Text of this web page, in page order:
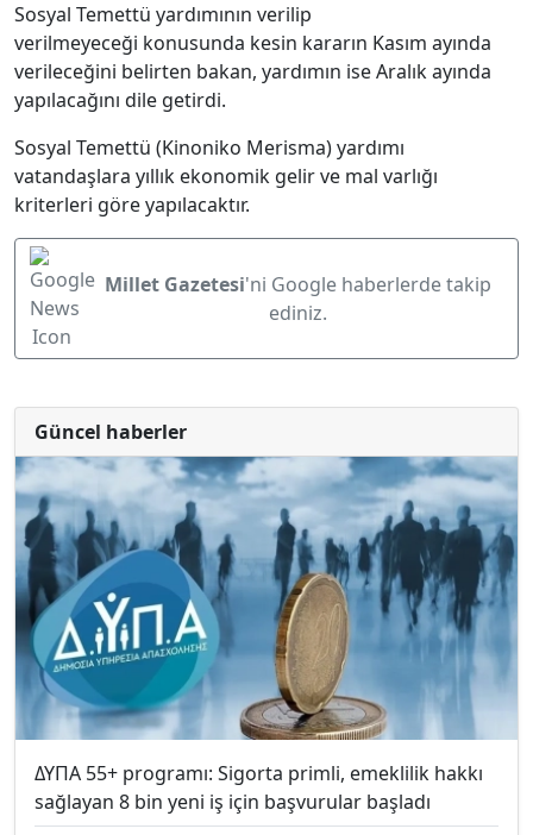
Sosyal Temettü yardımının verilip
verilmeyeceği konusunda kesin kararın Kasım ayında
verileceğini belirten bakan, yardımın ise Aralık ayında
yapılacağını dile getirdi.
Sosyal Temettü (Kinoniko Merisma) yardımı
vatandaşlara yıllık ekonomik gelir ve mal varlığı
kriterleri göre yapılacaktır.
Millet Gazetesi'ni Google haberlerde takip
ediniz.
Güncel haberler
ΔΥΠΑ 55+ programı: Sigorta primli, emeklilik hakkı
sağlayan 8 bin yeni iş için başvurular başladı